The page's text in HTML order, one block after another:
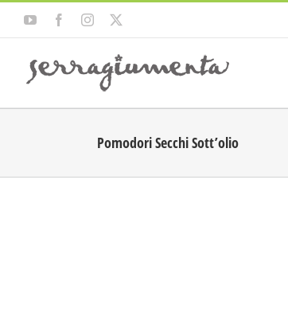
Skip
content
YouTubeFacebookInstagram
Pomodori Secchi Sott’olio